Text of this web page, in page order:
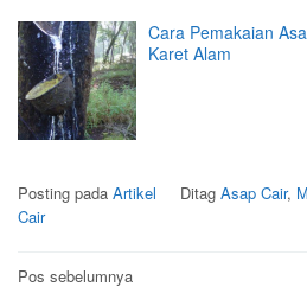
Cara Pemakaian
Karet Alam
Posting pada Artikel Ditag Asap Cair,
Cair
Pos sebelumnya